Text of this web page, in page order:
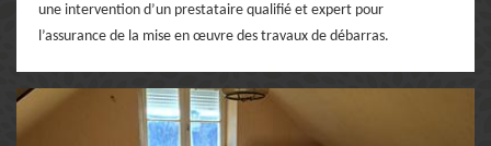
une intervention d’un prestataire qualifié et expert pour
l’assurance de la mise en œuvre des travaux de débarras.